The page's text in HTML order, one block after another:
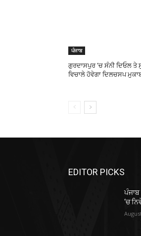
ਪੰਜਾਬ
ਗੁਰਦਾਸਪੁਰ ‘ਚ ਸੰਨੀ ਦਿਓਲ ਤੇ
ਵਿਚਾਲੇ ਹੋਵੇਗਾ ਦਿਲਚਸਪ
EDITOR PICKS
‘ਚ